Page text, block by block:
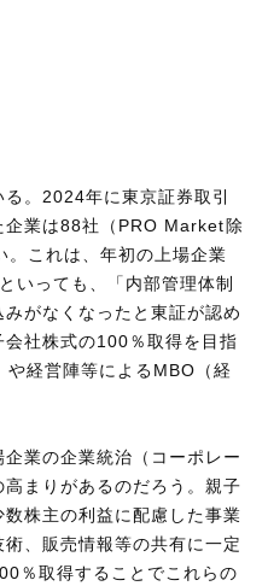
。2024年に東京証券取引
企業は88社（PRO Market除
。これは、年初の上場企業
いっても、「内部管理体制
がなくなったと東証が認め
社株式の100％取得を目指
経営陣等によるMBO（経
業の企業統治（コーポレー
まりがあるのだろう。親子
数株主の利益に配慮した事業
、販売情報等の共有に一定
％取得することでこれらの